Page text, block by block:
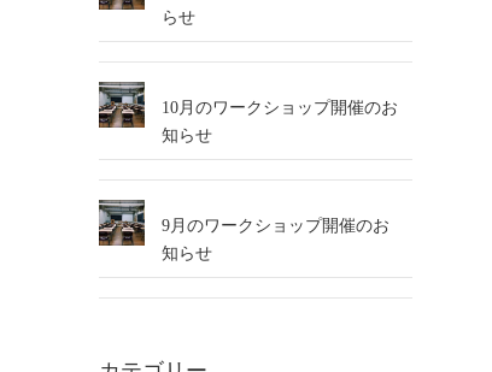
らせ
10月のワークショップ開催のお
知らせ
9月のワークショップ開催のお
知らせ